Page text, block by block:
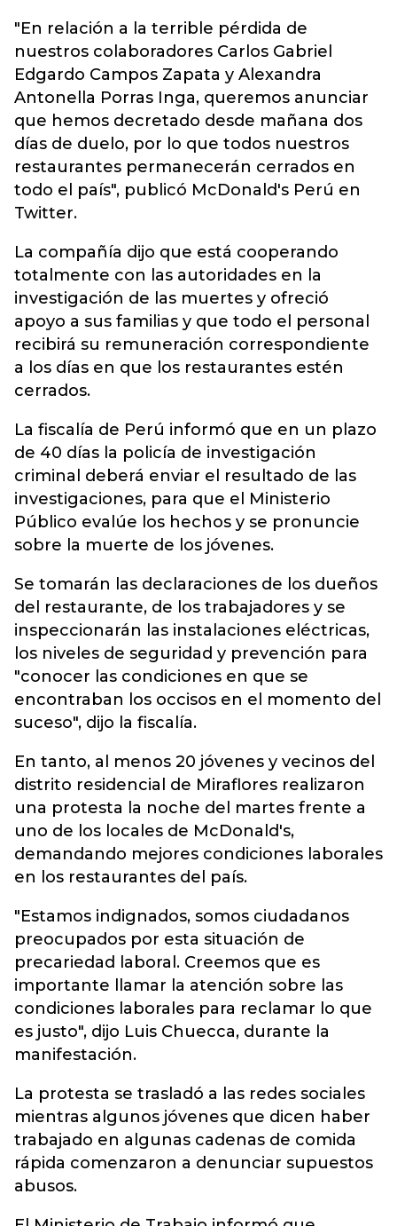
"En relación a la terrible pérdida de
nuestros colaboradores Carlos Gabriel
Edgardo Campos Zapata y Alexandra
Antonella Porras Inga, queremos anunciar
que hemos decretado desde mañana dos
días de duelo, por lo que todos nuestros
restaurantes permanecerán cerrados en
todo el país", publicó McDonald's Perú en
Twitter.
La compañía dijo que está cooperando
totalmente con las autoridades en la
investigación de las muertes y ofreció
apoyo a sus familias y que todo el personal
recibirá su remuneración correspondiente
a los días en que los restaurantes estén
cerrados.
La fiscalía de Perú informó que en un plazo
de 40 días la policía de investigación
criminal deberá enviar el resultado de las
investigaciones, para que el Ministerio
Público evalúe los hechos y se pronuncie
sobre la muerte de los jóvenes.
Se tomarán las declaraciones de los dueños
del restaurante, de los trabajadores y se
inspeccionarán las instalaciones eléctricas,
los niveles de seguridad y prevención para
"conocer las condiciones en que se
encontraban los occisos en el momento del
suceso", dijo la fiscalía.
En tanto, al menos 20 jóvenes y vecinos del
distrito residencial de Miraflores realizaron
una protesta la noche del martes frente a
uno de los locales de McDonald's,
demandando mejores condiciones laborales
en los restaurantes del país.
"Estamos indignados, somos ciudadanos
preocupados por esta situación de
precariedad laboral. Creemos que es
importante llamar la atención sobre las
condiciones laborales para reclamar lo que
es justo", dijo Luis Chuecca, durante la
manifestación.
La protesta se trasladó a las redes sociales
mientras algunos jóvenes que dicen haber
trabajado en algunas cadenas de comida
rápida comenzaron a denunciar supuestos
abusos.